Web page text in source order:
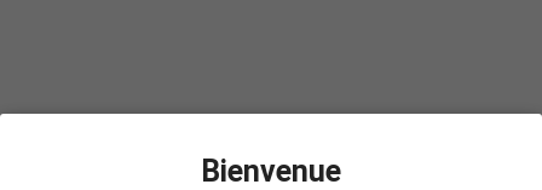
Bienvenue